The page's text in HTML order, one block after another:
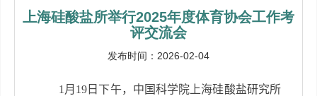
上海硅酸盐所举行2025年度体育协会工作考
评交流会
发布时间：2026-02-04
1 月 19 日下午，中国科学院上海硅酸盐研究所